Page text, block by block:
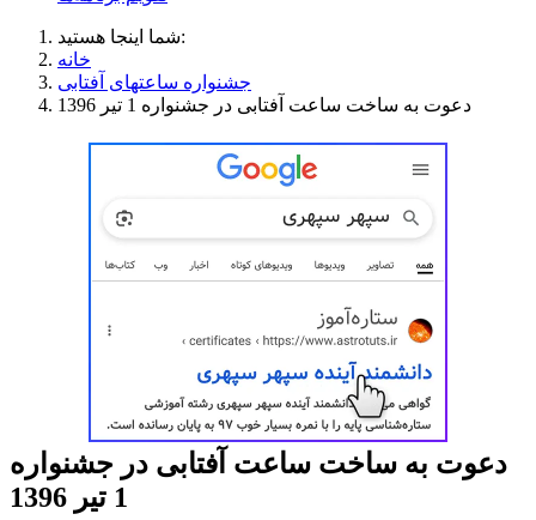
شما اینجا هستید:
خانه
جشنواره ساعتهای آفتابی
دعوت به ساخت ساعت آفتابی در جشنواره 1 تیر 1396
دعوت به ساخت ساعت آفتابی در جشنواره
1 تیر 1396